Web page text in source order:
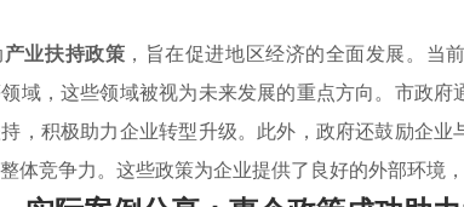
产业扶持政策 ，旨在促进地区经济的全面发展。当
域，这些领域被视为未来发展的重点方向。市政
，积极助力企业转型升级。此外，政府还鼓励企
体竞争力。这些政策为企业提供了良好的外部环境